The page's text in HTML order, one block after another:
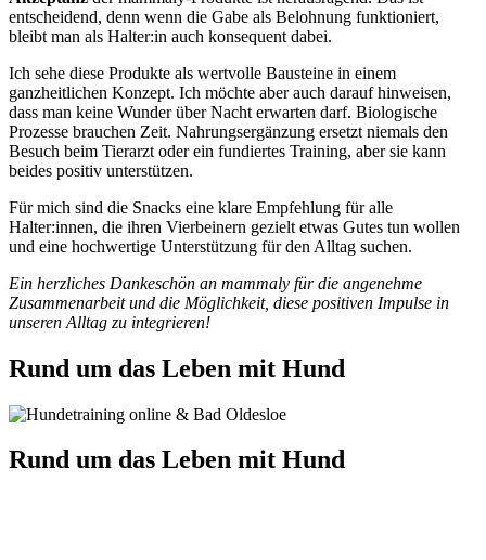
entscheidend, denn wenn die Gabe als Belohnung funktioniert,
bleibt man als Halter:in auch konsequent dabei.
Ich sehe diese Produkte als wertvolle Bausteine in einem
ganzheitlichen Konzept. Ich möchte aber auch darauf hinweisen,
dass man keine Wunder über Nacht erwarten darf. Biologische
Prozesse brauchen Zeit. Nahrungsergänzung ersetzt niemals den
Besuch beim Tierarzt oder ein fundiertes Training, aber sie kann
beides positiv unterstützen.
Für mich sind die Snacks eine klare Empfehlung für alle
Halter:innen, die ihren Vierbeinern gezielt etwas Gutes tun wollen
und eine hochwertige Unterstützung für den Alltag suchen.
Ein herzliches Dankeschön an mammaly für die angenehme
Zusammenarbeit und die Möglichkeit, diese positiven Impulse in
unseren Alltag zu integrieren!
Rund um das Leben mit Hund
Rund um das Leben mit Hund